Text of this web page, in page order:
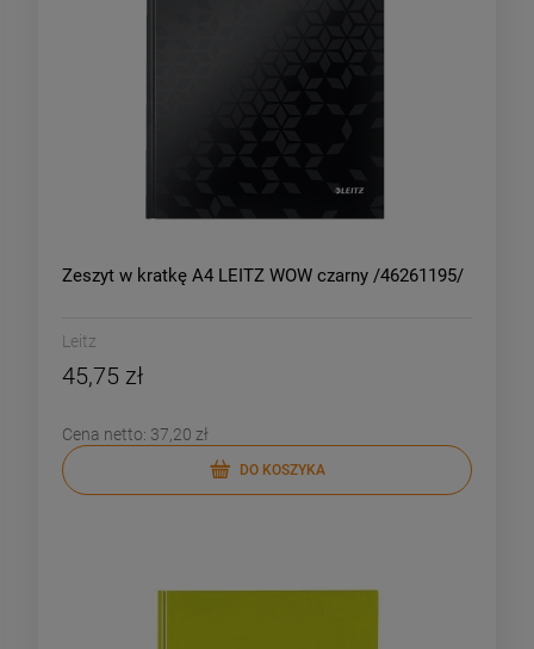
Zeszyt w kratkę A4 LEITZ WOW czarny /46261195/
Leitz
45,75 zł
Cena netto: 37,20 zł
DO KOSZYKA